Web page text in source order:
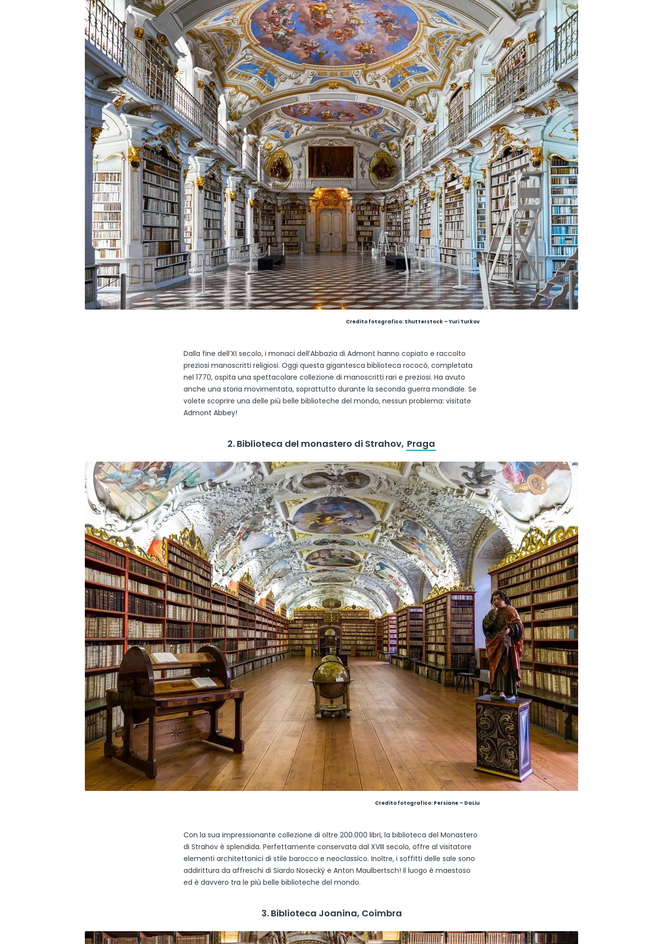
Credito fotografico: Shutterstock – Yuri Turkov
Dalla fine dell’XI secolo, i monaci dell’Abbazia di Admont hanno copiato e raccolto
preziosi manoscritti religiosi. Oggi questa gigantesca biblioteca rococò, completata
nel 1770, ospita una spettacolare collezione di manoscritti rari e preziosi. Ha avuto
anche una storia movimentata, soprattutto durante la seconda guerra mondiale. Se
volete scoprire una delle più belle biblioteche del mondo, nessun problema: visitate
Admont Abbey!
2. Biblioteca del monastero di Strahov, Praga
Credito fotografico: Persiane – DaLiu
Con la sua impressionante collezione di oltre 200.000 libri, la biblioteca del Monastero
di Strahov è splendida. Perfettamente conservata dal XVIII secolo, offre al visitatore
elementi architettonici di stile barocco e neoclassico. Inoltre, i soffitti delle sale sono
addirittura da affreschi di Siardo Nosecký e Anton Maulbertsch! Il luogo è maestoso
ed è davvero tra le più belle biblioteche del mondo.
3. Biblioteca Joanina, Coimbra